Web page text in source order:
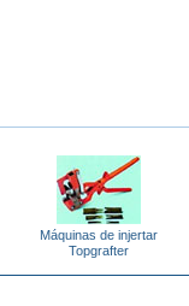
Máquinas de injertar
Topgrafter